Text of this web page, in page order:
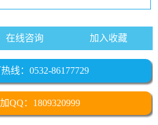
在线咨询 加入收藏
线：0532-86177729
QQ：1809320999